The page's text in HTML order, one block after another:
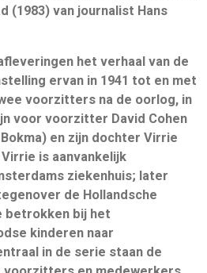
(1983) van journalist Hans
het verhaal van de
ervan in 1941 tot en met
voorzitters na de oorlog, in
voor voorzitter David Cohen
en zijn dochter Virrie
is aanvankelijk
ziekenhuis; later
de Hollandsche
betrokken bij het
kinderen naar
in de serie staan de